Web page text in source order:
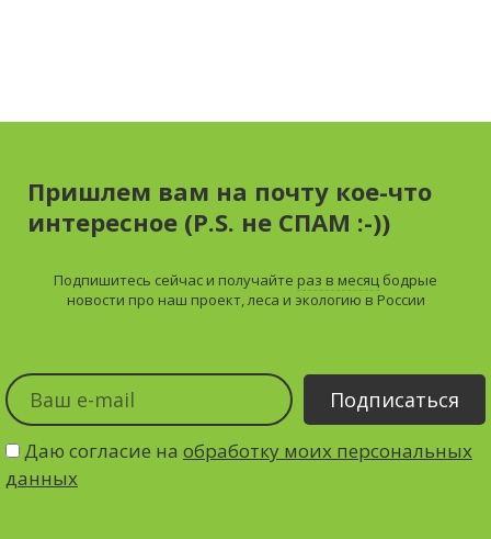
Пришлем вам на почту кое-что
интересное (P.S. не СПАМ :-))
Подпишитесь сейчас и получайте раз в месяц бодрые
новости про наш проект, леса и экологию в России
Даю согласие на обработку моих персональных
данных